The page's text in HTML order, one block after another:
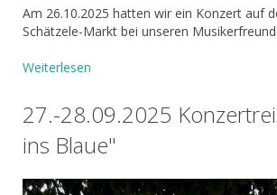
Am 26.10.2025 hatten wir ein Konzert auf
Schätzele-Markt bei unseren
Weiterlesen
27.-28.09.2025
ins Blaue"